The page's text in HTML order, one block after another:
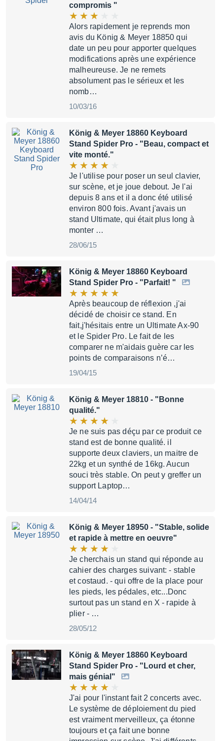
compromis "
Alors rapidement je reprends mon
avis du König & Meyer 18850 qui
date un peu pour apporter quelques
modifications après une expérience
malheureuse. Je ne remets
absolument pas le sérieux et les
nomb…
10/03/16
König & Meyer 18860 Keyboard
Stand Spider Pro - "Beau, compact et
vite monté."
Je l'utilise pour poser un seul clavier,
sur scène, et je joue debout. Je l'ai
depuis 8 ans et il a donc été utilisé
environ 800 fois. Avant j'avais un
stand Ultimate, qui était plus long à
monter …
28/06/15
König & Meyer 18860 Keyboard
Stand Spider Pro - "Parfait! "
Après beaucoup de réflexion ,j'ai
décidé de choisir ce stand. En
fait,j'hésitais entre un Ultimate Ax-90
et le Spider Pro. Le fait de les
comparer ne m'aidais guère car les
points de comparaisons n’é…
19/04/15
König & Meyer 18810 - "Bonne
qualité."
Je ne suis pas déçu par ce produit ce
stand est de bonne qualité. il
supporte deux claviers, un maitre de
22kg et un synthé de 16kg. Aucun
souci très stable. On peut y greffer un
support Laptop…
14/04/14
König & Meyer 18950 - "Stable, solide
et rapide à mettre en oeuvre"
Je cherchais un stand qui réponde au
cahier des charges suivant: - stable
et costaud. - qui offre de la place pour
les pieds, les pédales, etc...Donc
surtout pas un stand en X - rapide à
plier - …
28/05/12
König & Meyer 18860 Keyboard
Stand Spider Pro - "Lourd et cher,
mais génial"
J'ai pour l'instant fait 2 concerts avec.
Le système de déploiement du pied
est vraiment merveilleux, ça étonne
toujours et ça fait une bonne